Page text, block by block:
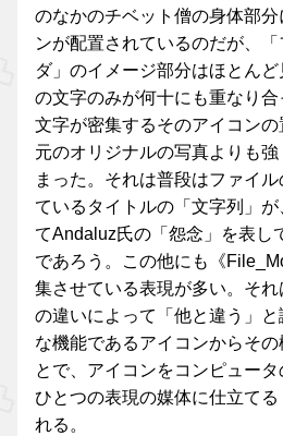
のなかのチベット僧の身体部
ンが配置されているのだが、
ダ」のイメージ部分はほとん
の文字のみが何十にも重なり
文字が密集するそのアイコン
元のオリジナルの写真よりも
まった。それは普段はファイ
ているタイトルの「文字列」
てAndaluz氏の「怨念」を表し
であろう。この他にも《
集させている表現が多い。そ
の違いによって「他と違う」
な機能であるアイコンからそ
とで、アイコンをコンピュータ
ひとつの表現の媒体に仕立て
れる。